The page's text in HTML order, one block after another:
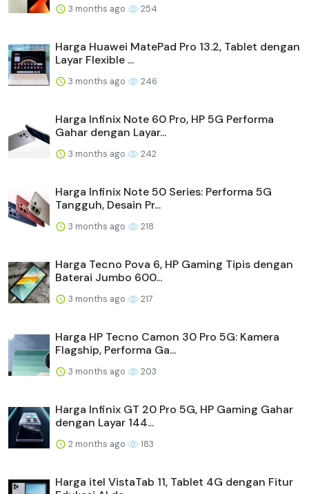
3 months ago 254
Harga Huawei MatePad Pro 13.2, Tablet dengan
Layar Flexible ...
3 months ago 246
Harga Infinix Note 60 Pro, HP 5G Performa
Gahar dengan Layar...
3 months ago 242
Harga Infinix Note 50 Series: Performa 5G
Tangguh, Desain Pr...
3 months ago 218
Harga Tecno Pova 6, HP Gaming Tipis dengan
Baterai Jumbo 600...
3 months ago 217
Harga HP Tecno Camon 30 Pro 5G: Kamera
Flagship, Performa Ga...
3 months ago 203
Harga Infinix GT 20 Pro 5G, HP Gaming Gahar
dengan Layar 144...
2 months ago 183
Harga itel VistaTab 11, Tablet 4G dengan Fitur